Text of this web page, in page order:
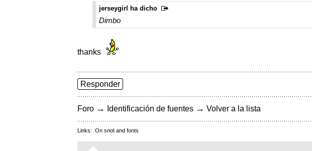
jerseygirl ha dicho
Dimbo
thanks
Responder
Foro → Identificación de fuentes → Volver a la lista
Links: On snot and fonts